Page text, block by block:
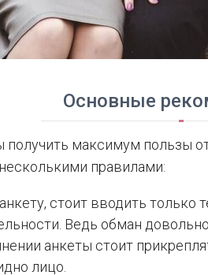
Основные
получить максимум пользы
правилами:
стоит вводить
Ведь обман
анкеты стоит
лицо.